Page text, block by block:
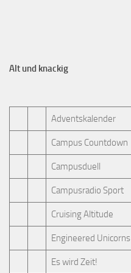
Alt und knackig
Adventskalender
Campus Countdown
Campusduell
Campusradio Sport
Cruising Altitude
Engineered Unicorns
Es wird Zeit!